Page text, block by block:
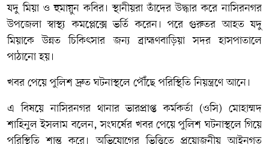
যদু মিয়া ও হুমায়ুন কবির। স্থানীয়রা তাঁদের উদ্ধার করে নাসিরনগর
উপজেলা স্বাস্থ্য কমপ্লেক্সে ভর্তি করেন। পরে গুরুতর আহত যদু
মিয়াকে উন্নত চিকিৎসার জন্য ব্রাহ্মণবাড়িয়া সদর হাসপাতালে
পাঠানো হয়।
খবর পেয়ে পুলিশ দ্রুত ঘটনাস্থলে পৌঁছে পরিস্থিতি নিয়ন্ত্রণে আনে।
এ বিষয়ে নাসিরনগর থানার ভারপ্রাপ্ত কর্মকর্তা (ওসি) মোহাম্মদ
শাহিনুল ইসলাম বলেন, সংঘর্ষের খবর পেয়ে পুলিশ ঘটনাস্থলে গিয়ে
পরিস্থিতি শান্ত করে। অভিযোগের ভিত্তিতে প্রয়োজনীয় আইনগত